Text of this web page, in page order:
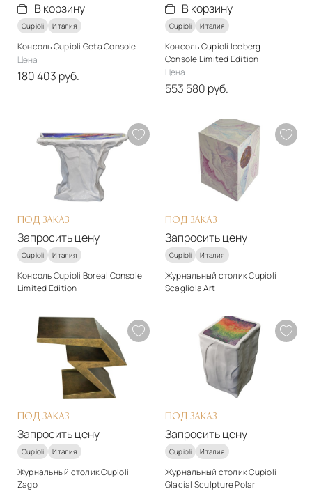
В корзину
Cupioli Италия
Консоль Cupioli Geta Console
Цена
180 403 руб.
Массив дерева
Подробнее
В корзину
В корзину
Cupioli Италия
Консоль Cupioli Iceberg
Console Limited Edition
Цена
553 580 руб.
арт-деко
Материалы
Подробнее
В корзину
ПОД ЗАКАЗ
Запросить цену
Cupioli Италия
Консоль Cupioli Boreal Console
Limited Edition
арт-деко
Материалы
Подробнее
Запросить цену
ПОД ЗАКАЗ
Запросить цену
Cupioli Италия
Журнальный столик Cupioli
Scagliola Art
Материалы
Массив дерева
Подробнее
Запросить цену
ПОД ЗАКАЗ
Запросить цену
Cupioli Италия
Журнальный столик Cupioli
Zago
ПОД ЗАКАЗ
Запросить цену
Cupioli Италия
Журнальный столик Cupioli
Glacial Sculpture Polar